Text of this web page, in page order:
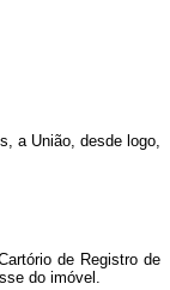
a União, desde logo,
de Registro de
do imóvel.